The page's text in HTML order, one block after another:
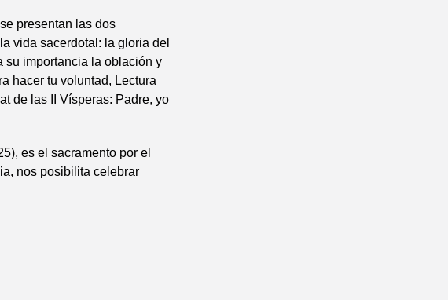
presentan las dos
vida sacerdotal: la gloria del
su importancia la oblación y
hacer tu voluntad, Lectura
de las II Vísperas: Padre, yo
es el sacramento por el
nos posibilita celebrar